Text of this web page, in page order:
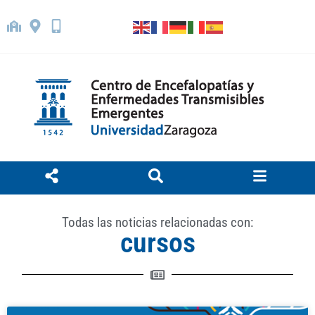
Todas las noticias relacionadas con:
cursos